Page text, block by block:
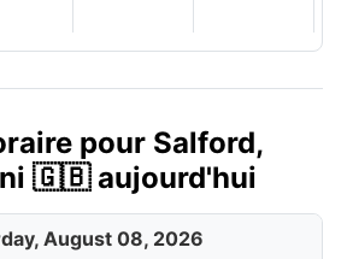
pour Salford,
🇬🇧 aujourd'hui
August 08, 2026